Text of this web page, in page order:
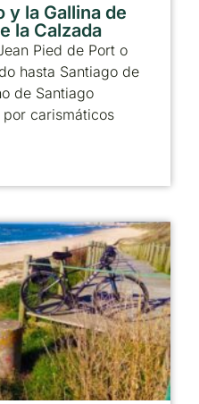
y la Gallina de
la Calzada
Pied de Port o
hasta Santiago de
de Santiago
carismáticos